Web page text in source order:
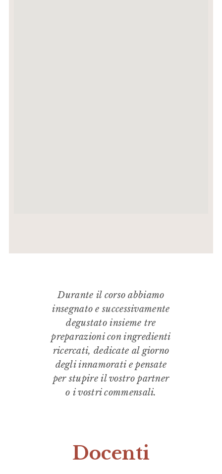
Durante il corso abbiamo
insegnato e successivamente
degustato insieme tre
preparazioni con ingredienti
ricercati, dedicate al giorno
degli innamorati e pensate
per stupire il vostro partner
o i vostri commensali.
Docenti